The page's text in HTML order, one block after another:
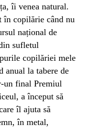
îi venea natural.
în copilărie când nu
național de
sufletul
copilăriei mele
anual la tabere de
un final Premiul
a început să
îl ajuta să
în metal,